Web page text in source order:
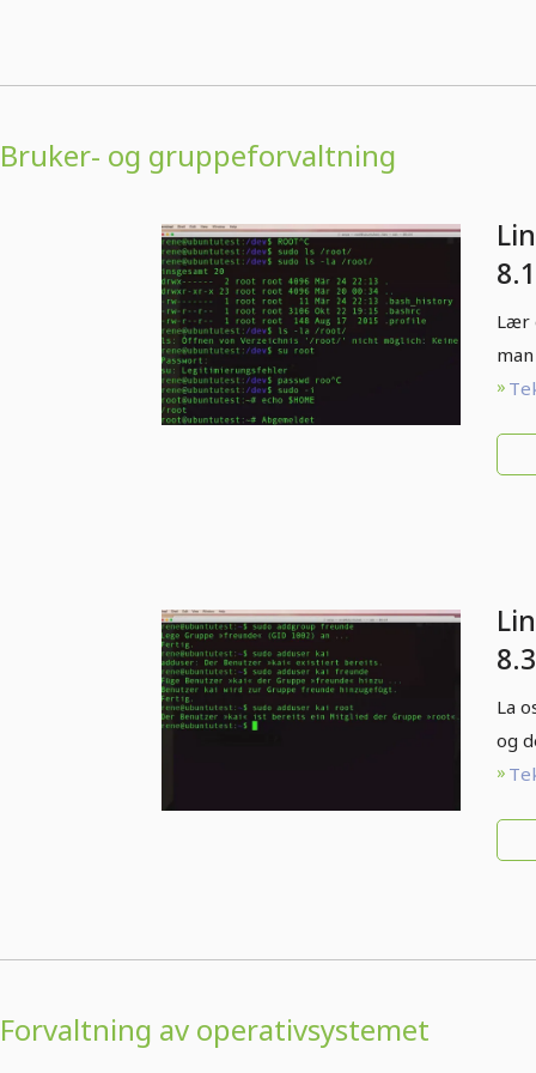
Bruker- og gruppeforvaltning
Lær
La
og
Forvaltning av operativsystemet